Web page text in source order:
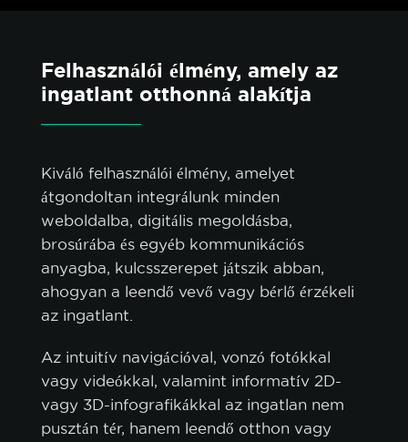
Felhasználói élmény, amely az
ingatlant otthonná alakítja
Kiváló felhasználói élmény, amelyet
átgondoltan integrálunk minden
weboldalba, digitális megoldásba,
brosúrába és egyéb kommunikációs
anyagba, kulcsszerepet játszik abban,
ahogyan a leendő vevő vagy bérlő érzékeli
az ingatlant.
Az intuitív navigációval, vonzó fotókkal
vagy videókkal, valamint informatív 2D-
vagy 3D-infografikákkal az ingatlan nem
pusztán tér, hanem leendő otthon vagy